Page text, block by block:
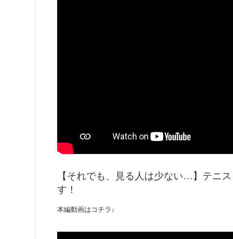
【それでも、見る人は少ない…】テニ
す！
本編動画はコチラ↓